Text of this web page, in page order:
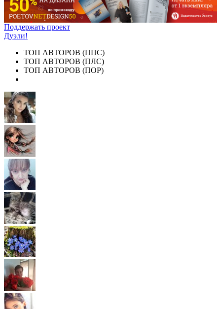
Поддержать проект
Дуэли!
ТОП АВТОРОВ (ППС)
ТОП АВТОРОВ (ПЛС)
ТОП АВТОРОВ (ПОР)